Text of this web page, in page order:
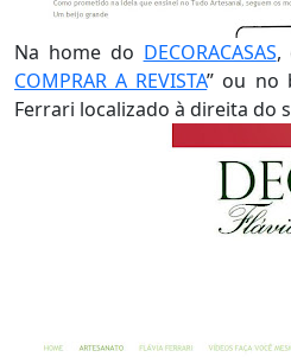
Na home do DECORACASAS,
COMPRAR A REVISTA” ou no
Ferrari localizado à direita do